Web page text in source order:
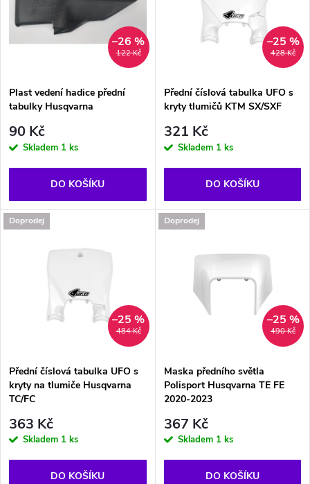
n
p
r
o
d
p
i
s
p
r
d
ů
122 Kč
–26 %
Plast vedení hadice přední
tabulky Husqvarna
90 Kč
Skladem 1 ks
DO KOŠÍKU
428 Kč
–25 %
Přední číslová tabulka UFO s
kryty tlumičů KTM SX/SXF
321 Kč
Skladem 1 ks
DO KOŠÍKU
Doprodej
484 Kč
–25 %
Přední číslová tabulka UFO s
kryty na tlumiče Husqvarna
TC/FC
363 Kč
Skladem 1 ks
DO KOŠÍKU
Doprodej
490 Kč
–25 %
Maska předního světla
Polisport Husqvarna TE FE
2020-2023
367 Kč
Skladem 1 ks
DO KOŠÍKU